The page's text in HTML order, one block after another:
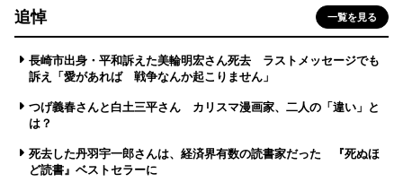
追悼 一覧を見る
長崎市出身・平和訴えた美輪明宏さん死去 ラストメッセージでも
訴え「愛があれば 戦争なんか起こりません」
つげ義春さんと白土三平さん カリスマ漫画家、二人の「違い」と
は？
死去した丹羽宇一郎さんは、経済界有数の読書家だった 『死ぬほ
ど読書』ベストセラーに